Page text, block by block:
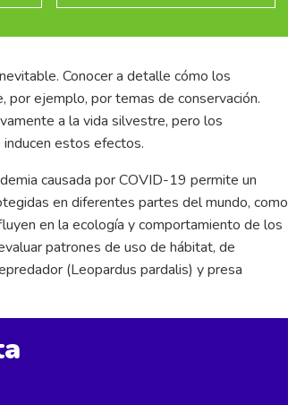
Conocer a detalle cómo los
por ejemplo, por temas de conservación.
a la vida silvestre, pero los
estos efectos.
causada por COVID-19 permite un
en diferentes partes del mundo, como
en la ecología y comportamiento de los
patrones de uso de hábitat, de
(Leopardus pardalis) y presa